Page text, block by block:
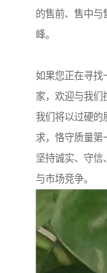
的售前、售中与
峰。
如果您正在寻找
家，欢迎与我们
我们将以过硬的
求，恪守质量第
坚持诚实、守信
与市场竞争。